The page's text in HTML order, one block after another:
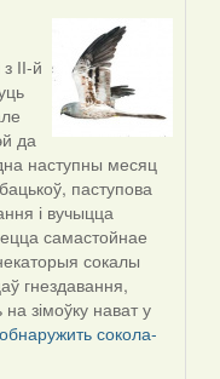
ІІ-й
да
наступны месяц
паступова
і вучыцца
самастойнае
сокалы
гнездавання,
зімоўку нават у
сокола-